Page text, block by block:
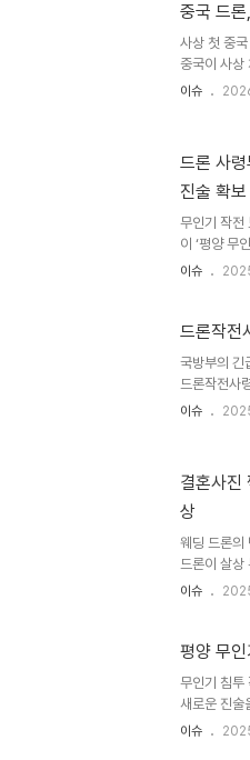
설에 수천
스라엘 당국
재도 1..
중국 드
사상 첫 중
중국이 사상
(현지시간)
어난 고도에
다”고 밝혔
이슈
드론 사
진술 확보
무인기 작전
이 ‘평양 무
과 김명수
전을 보고
재를 종합하
이슈
드론작전
국방부의 긴
드론작전사
사건의 심각
계이며, 국
단은 12·3
전사령관에..
이슈
결혼사진
상
웨딩 드론의
드론이 살상
는 이 드론
275만원) 안
공격을 가
완..
이슈
평양 무
무인기 침투
새로운 진술
조사하는 과
이슈